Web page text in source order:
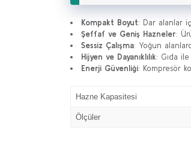
Kompakt Boyut: Dar alanlar
Şeffaf ve Geniş Hazneler:
Sessiz Çalışma: Yoğun
Hijyen ve Dayanıklılık: Gıda
Enerji Güvenliği: Kompresör
Hazne Kapasitesi
Ölçüler